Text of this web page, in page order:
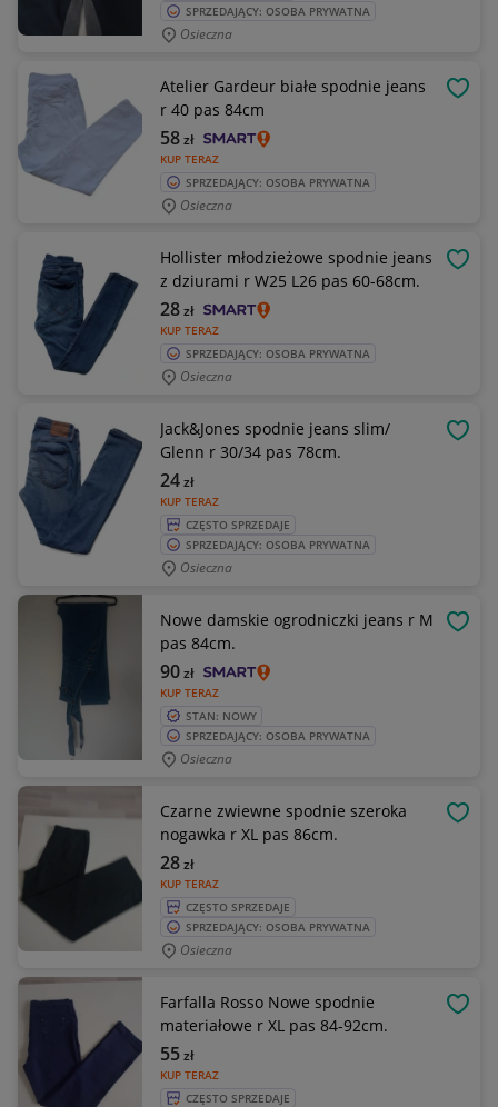
SPRZEDAJĄCY: OSOBA PRYWATNA
Osieczna
Atelier Gardeur białe spodnie jeans
r 40 pas 84cm
KUP TERAZ
58zł
SPRZEDAJĄCY: OSOBA PRYWATNA
Osieczna
Hollister młodzieżowe spodnie jeans
z dziurami r W25 L26 pas 60-68cm.
KUP TERAZ
28zł
SPRZEDAJĄCY: OSOBA PRYWATNA
Osieczna
Jack&Jones spodnie jeans slim/
Glenn r 30/34 pas 78cm.
KUP TERAZ
24zł
CZĘSTO SPRZEDAJE
SPRZEDAJĄCY: OSOBA PRYWATNA
Osieczna
Nowe damskie ogrodniczki jeans r M
pas 84cm.
KUP TERAZ
90zł
STAN: NOWY
SPRZEDAJĄCY: OSOBA PRYWATNA
Osieczna
Czarne zwiewne spodnie szeroka
nogawka r XL pas 86cm.
KUP TERAZ
28zł
CZĘSTO SPRZEDAJE
SPRZEDAJĄCY: OSOBA PRYWATNA
Osieczna
Farfalla Rosso Nowe spodnie
materiałowe r XL pas 84-92cm.
KUP TERAZ
55zł
CZĘSTO SPRZEDAJE